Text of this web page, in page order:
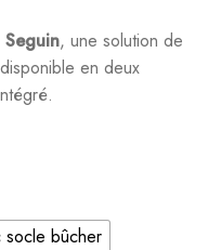
Seguin, une solution de
en deux
socle bûcher